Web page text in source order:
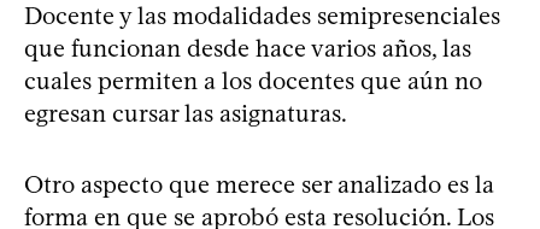
Docente y las modalidades semipresenciales
que funcionan desde hace varios años, las
cuales permiten a los docentes que aún no
egresan cursar las asignaturas.
Otro aspecto que merece ser analizado es la
forma en que se aprobó esta resolución. Los